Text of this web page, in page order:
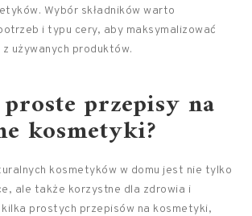
Wybór składników warto
i typu cery, aby maksymalizować
z używanych produktów.
przepisy na
kosmetyki?
kosmetyków w domu jest nie tylko
ale także korzystne dla zdrowia i
prostych przepisów na kosmetyki,